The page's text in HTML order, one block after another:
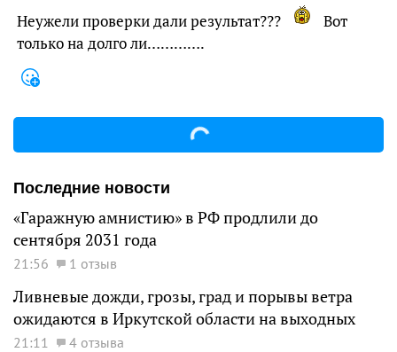
Неужели проверки дали результат???
Вот
только на долго ли………….
Последние новости
«Гаражную амнистию» в РФ продлили до
сентября 2031 года
21:56 1 отзыв
Ливневые дожди, грозы, град и порывы ветра
ожидаются в Иркутской области на выходных
21:11 4 отзыва